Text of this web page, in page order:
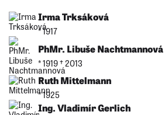
Irma Trksáková
* 1917
PhMr. Libuše Nachtmannová
* 1919 †︎ 2013
Ruth Mittelmann
* 1925
Ing. Vladimír Gerlich